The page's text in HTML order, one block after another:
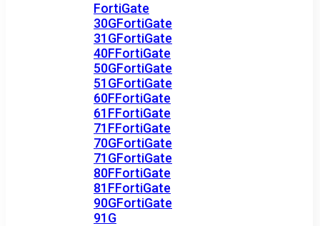
FortiGate
30GFortiGate
31GFortiGate
40FFortiGate
50GFortiGate
51GFortiGate
60FFortiGate
61FFortiGate
71FFortiGate
70GFortiGate
71GFortiGate
80FFortiGate
81FFortiGate
90GFortiGate
91G